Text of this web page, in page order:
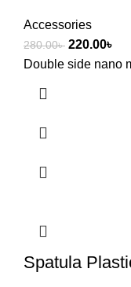
Accessories
280.00৳ 220.00৳
Double side nano
Spatula